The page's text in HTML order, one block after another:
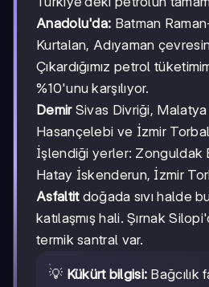
Anadolu'da: Batman
Kurtalan, Adıyaman
Çıkardığımız petrol
%10'unu karşılıyor.
DemirSivas Divriği,
Hasançelebi ve İzmir
İşlendiği yerler: Zonguldak
Hatay İskenderun, İzmir
Asfaltitdoğada sıvı halde
katılaşmış hali. Şırnak
termik santral var.
💡 Kükürt bilgisi: Bağcılık